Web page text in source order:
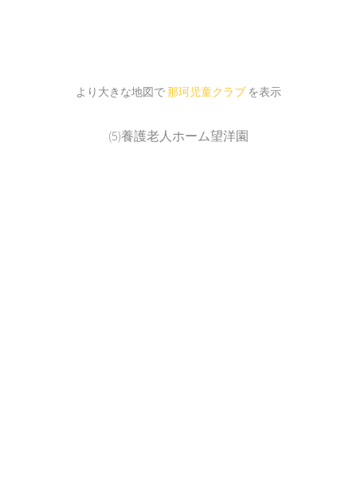
より大きな地図で那珂児童クラブ を表示
(5)養護老人ホーム望洋園